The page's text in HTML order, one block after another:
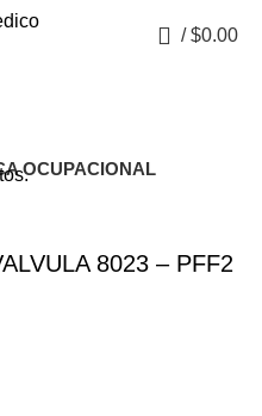
/ $0.00
OCUPACIONAL
8023 – PFF2